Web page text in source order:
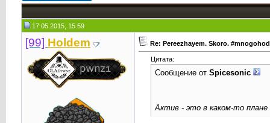
17.05.2015, 15:59
[99] Holdem Re: Pereezhayem. Skoro.
Цитата:
Сообщение от Spicesonic
Актив - это в каком-то